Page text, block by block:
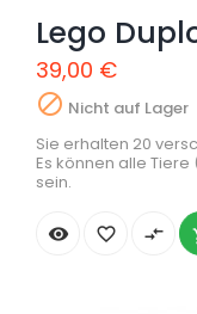
Lego
39,00 €
 Nicht auf Lager
Sie erhalten 20
Es können alle
sein.
  compare_arrows